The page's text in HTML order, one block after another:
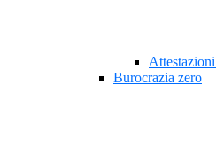
Burocrazia zero